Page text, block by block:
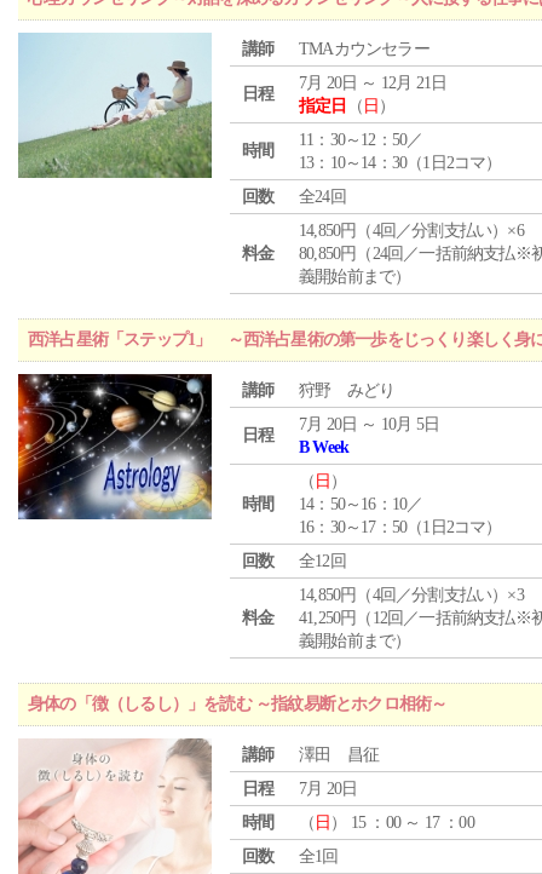
講師 TMAカウンセラー
日程
7月 20日 ～ 12月 21日
指定日
（ 日 ）
時間
11：30～12：50／
13：10～14：30（1日2コマ）
回数
全24回
料金
14,850円（4回／分割支払い）×6
80,850円（24回／一括前納支払※
義開始前まで）
西洋占星術「ステップ1」 ～西洋占星術の第一歩をじっくり楽しく身
講師 狩野 みどり
日程
7月 20日 ～ 10月 5日
B Week
時間
（ 日 ）
14：50～16：10／
16：30～17：50（1日2コマ）
回数
全12回
料金
14,850円（4回／分割支払い）×3
41,250円（12回／一括前納支払※
義開始前まで）
身体の「徴（しるし）」を読む ～指紋易断とホクロ相術～
講師
澤田 昌征
日程
7月 20日
時間
（ 日 ） 15 ：00 ～ 17 ：00
回数
全1回